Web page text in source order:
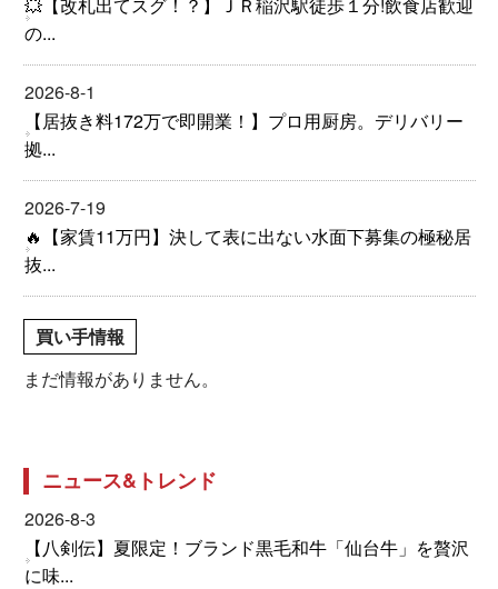
の...
2026-8-1
【居抜き料172万で即開業！】プロ用厨房。デリバリー
拠...
2026-7-19
🔥【家賃11万円】決して表に出ない水面下募集の極秘居
抜...
買い手情報
まだ情報がありません。
ニュース&トレンド
2026-8-3
【八剣伝】夏限定！ブランド黒毛和牛「仙台牛」を贅沢
に味...